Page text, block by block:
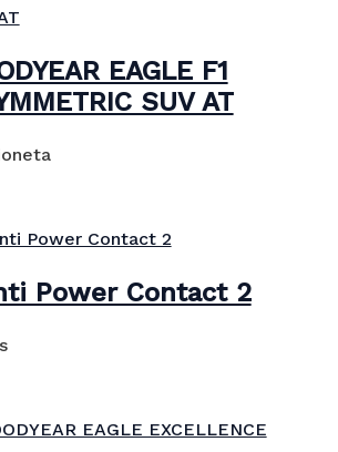
EAGLE F1
SUV AT
Power Contact 2